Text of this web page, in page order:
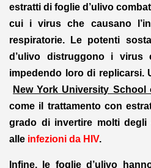
estratti di foglie d’ulivo
cui i virus che causano
respiratorie. Le potenti
d’ulivo distruggono i virus
impedendo loro di replicarsi.
New York University School
come il trattamento con
grado di invertire molti degli
alle infezioni da HIV.
Infine, le foglie d’ulivo